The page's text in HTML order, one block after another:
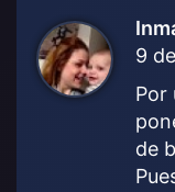
9
Por
de